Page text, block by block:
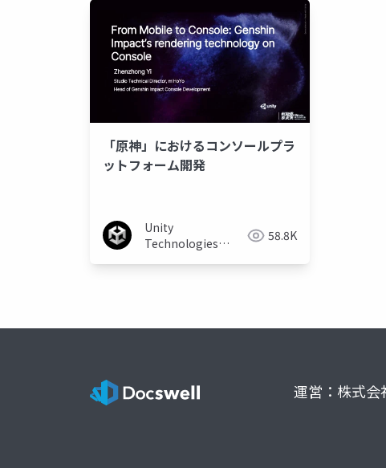
「原神」におけるコンソールプラ
ットフォーム開発
Unity
Technologies
58.8K
運営：株式会